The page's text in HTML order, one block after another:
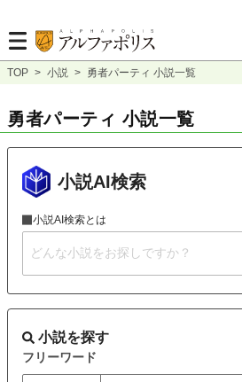
TOP > 小説 > 勇者パーティ 小説一覧
勇者パーティ 小説一覧
小説AI検索
小説AI検索とは
小説を探す
フリーワード